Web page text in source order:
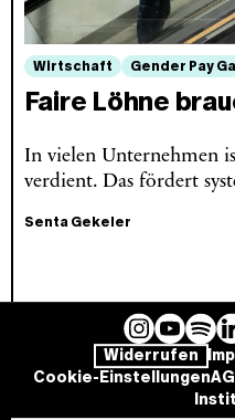
Wirtschaft Gender Pay
Faire Löhne
In vielen Unternehmen
verdient. Das fördert
Senta Gekeler
I
n
s
Y
o
u
S
p
o
L
i
n
Widerrufen
Cookie-Einstellungen